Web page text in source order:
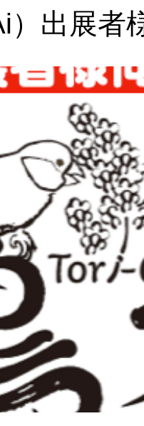
）出展者